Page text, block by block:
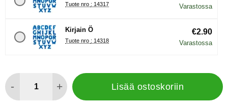
Tuote nro : 14317 Varastossa
Kirjain Ö
Tuote nro : 14318
€2.90
Varastossa
- + Lisää ostoskoriin